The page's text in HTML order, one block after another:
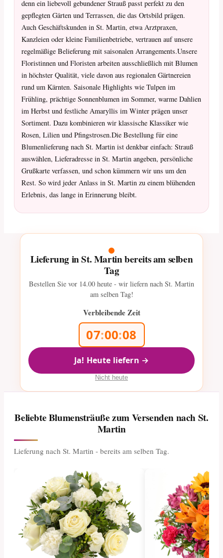
denn ein liebevoll gebundener Strauß passt perfekt zu den
gepflegten Gärten und Terrassen, die das Ortsbild prägen.
Auch Geschäftskunden in St. Martin, etwa Arztpraxen,
Kanzleien oder kleine Familienbetriebe, vertrauen auf unsere
regelmäßige Belieferung mit saisonalen Arrangements.Unsere
Floristinnen und Floristen arbeiten ausschließlich mit Blumen
in höchster Qualität, viele davon aus regionalen Gärtnereien
rund um Kärnten. Saisonale Highlights wie Tulpen im
Frühling, prächtige Sonnenblumen im Sommer, warme Dahlien
im Herbst und festliche Amaryllis im Winter prägen unser
Sortiment. Dazu kombinieren wir klassische Klassiker wie
Rosen, Lilien und Pfingstrosen.Die Bestellung für eine
Blumenlieferung nach St. Martin ist denkbar einfach: Strauß
auswählen, Lieferadresse in St. Martin angeben, persönliche
Grußkarte verfassen, und schon kümmern wir uns um den
Rest. So wird jeder Anlass in St. Martin zu einem blühenden
Erlebnis, das lange in Erinnerung bleibt.
Lieferung in St. Martin bereits am selben
Tag
Bestellen Sie vor 14.00 heute - wir liefern nach St. Martin
am selben Tag!
Verbleibende Zeit
07:00:06
Ja! Heute liefern →
Nicht heute
Beliebte Blumensträuße zum Versenden nach St.
Martin
Lieferung nach St. Martin - bereits am selben Tag.